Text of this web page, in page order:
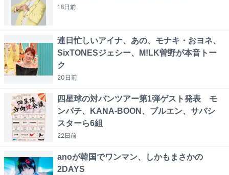
18日前
連日忙しいアイナ、あの、モナキ・おヨネ、
SixTONESジェシー、M!LK曽野が本音トー
ク
20日前
四星球の対バンツアー第1弾ゲスト発表 モ
ンパチ、KANA-BOON、ブルエン、サバシ
スターら6組
22日前
anoが韓国でワンマン、しかもまさかの
2DAYS